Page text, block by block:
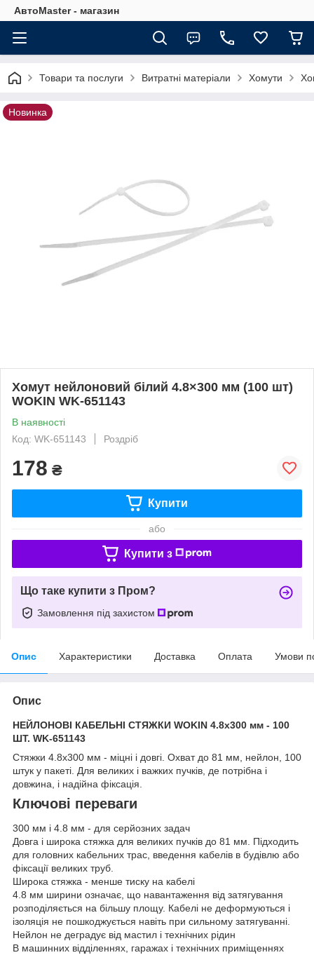
АвтоMaster - магазин
Товари та послуги Витратні матеріали Хомути
Новинка
Хомут нейлоновий білий 4.8×300 мм (100 шт)
WOKIN WK-651143
В наявності
Код: WK-651143
Роздріб
178 ₴
Купити
або
Купити з
Що таке купити з Пром?
Замовлення під захистом
Опис Характеристики Доставка Оплата Умови
Опис
НЕЙЛОНОВІ КАБЕЛЬНІ СТЯЖКИ WOKIN 4.8x300 мм - 100
ШТ. WK-651143
Стяжки 4.8x300 мм - міцні і довгі. Охват до 81 мм, нейлон, 100
штук у пакеті. Для великих і важких пучків, де потрібна і
довжина, і надійна фіксація.
Ключові переваги
300 мм і 4.8 мм - для серйозних задач
Довга і широка стяжка для великих пучків до 81 мм. Підходить
для головних кабельних трас, введення кабелів в будівлю або
фіксації великих труб.
Широка стяжка - менше тиску на кабелі
4.8 мм ширини означає, що навантаження від затягування
розподіляється на більшу площу. Кабелі не деформуються і
ізоляція не пошкоджується навіть при сильному затягуванні.
Нейлон не деградує від мастил і технічних рідин
В машинних відділеннях, гаражах і технічних приміщеннях